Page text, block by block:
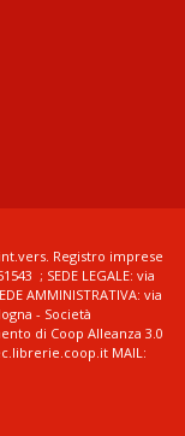
int.vers. Registro imprese
; SEDE LEGALE: via
AMMINISTRATIVA: via
- Società
di Coop Alleanza 3.0
MAIL: